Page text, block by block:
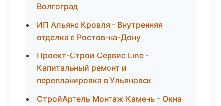
Волгоград
ИП Альянс Кровля - Внутренняя
отделка в Ростов-на-Дону
Проект-Строй Сервис Line -
Капитальный ремонт и
перепланировка в Ульяновск
СтройАртель Монтаж Камень - Окна